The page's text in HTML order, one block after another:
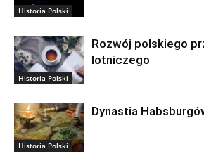
Historia Polski
Historia Polski
Rozwój polskiego
lotniczego
Historia Polski
Dynastia